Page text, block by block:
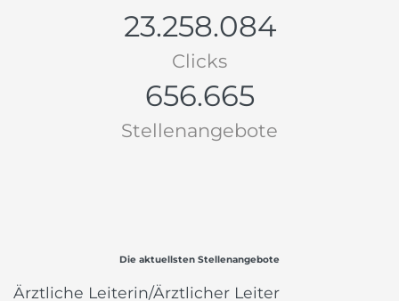
23.258.084
Clicks
656.665
Stellenangebote
Die aktuellsten Stellenangebote
Ärztliche Leiterin/Ärztlicher Leiter